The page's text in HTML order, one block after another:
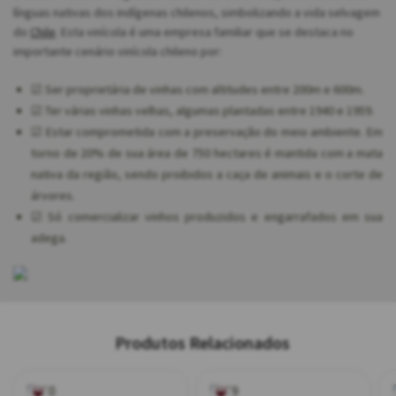
línguas nativas dos indígenas chilenos, simbolizando a vida selvagem
do Chile . Esta vinícola é uma empresa familiar que se destaca no
importante cenário vinícola chileno por:
☑ Ser proprietária de vinhas com altitudes entre 200m e 600m.
☑ Ter várias vinhas velhas, algumas plantadas entre 1940 e 1959.
☑ Estar comprometida com a preservação do meio ambiente. Em
torno de 20% de sua área de 750 hectares é mantida com a mata
nativa da região, sendo proibidos a caça de animais e o corte de
árvores.
☑ Só comercializar vinhos produzidos e engarrafados em sua
adega.
Produtos Relacionados